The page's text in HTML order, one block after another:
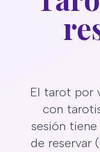
El tarot por
con
sesión
de reservar